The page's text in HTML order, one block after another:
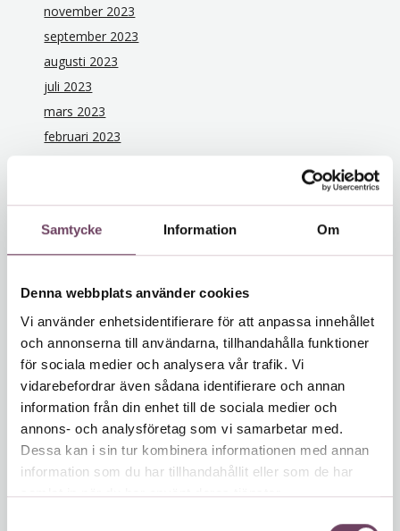
Samtycke Information Om
Denna webbplats använder cookies
Vi använder enhetsidentifierare för att anpassa innehållet
och annonserna till användarna, tillhandahålla funktioner
för sociala medier och analysera vår trafik. Vi
vidarebefordrar även sådana identifierare och annan
information från din enhet till de sociala medier och
annons- och analysföretag som vi samarbetar med.
Dessa kan i sin tur kombinera informationen med annan
information som du har tillhandahållit eller som de har
samlat in när du har använt deras tjänster.
november 2023
september 2023
augusti 2023
juli 2023
mars 2023
februari 2023
december 2022
oktober 2022
september 2022
juli 2022
juni 2022
december 2021
november 2021
oktober 2021
juni 2021
februari 2021